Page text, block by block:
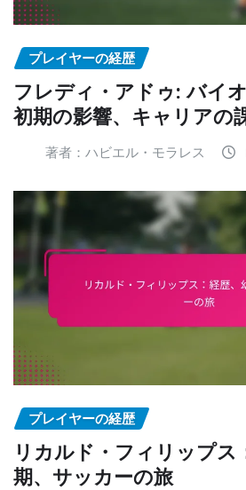
プレイヤーの経歴
フレディ・アドゥ: バイ
初期の影響、キャリアの
著者：ハビエル・モラレス
プレイヤーの経歴
リカルド・フィリップス
期、サッカーの旅